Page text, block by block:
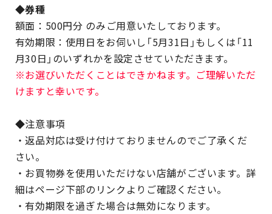
◆券種
額面：500円分 のみご用意いたしております。
有効期限：使用日をお伺いし「5月31日」もしくは「11
月30日」のいずれかを設定させていただきます。
※お選びいただくことはできかねます。ご理解いただ
けますと幸いです。
◆注意事項
・返品対応は受け付けておりませんのでご了承くだ
さい。
・お買物券を使用いただけない店舗がございます。詳
細はページ下部のリンクよりご確認ください。
・有効期限を過ぎた場合は無効になります。